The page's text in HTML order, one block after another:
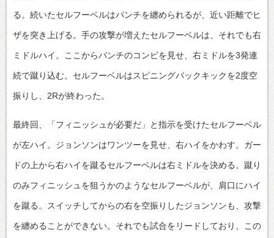
る。続いたセルフーベルはパンチを纏められるが、近い距離でヒ
ザを突き上げる。手の攻撃が増えたセルフーベルは、それでも右
ミドルハイ。ここからパンチのコンビを見せ、右ミドルを3発連
続で蹴り込む。セルフーベルはスピニングバックキックを2度空
振りし、2Rが終わった。
最終回、「フィニッシュが必要だ」と指示を受けたセルフーベル
が左ハイ。ジョンソンはワンツーを見せ、右ハイをかわす。ガー
ドの上から右ハイを蹴るセルフーベルは右ミドルを決める。蹴り
のみフィニッシュを狙うかのようなセルフーベルが、肩口にハイ
を蹴る。スイッチしてからの右を空振りしたジョンソンも、攻撃
を纏めることができない。それでも試合をリードしており、この